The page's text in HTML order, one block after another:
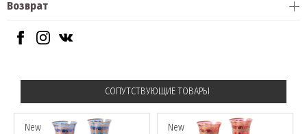
Возврат
СОПУТСТВУЮЩИЕ ТОВАРЫ
New New